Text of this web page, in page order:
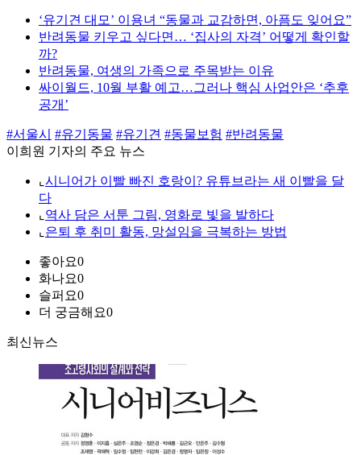
‘유기견 대모’ 이용녀 “동물과 교감하면, 아픔도 잊어요”
반려동물 키우고 싶다면… ‘집사의 자격’ 어떻게 확인할
까?
반려동물, 여생의 가족으로 주목받는 이유
싸이월드, 10월 부활 예고…그러나 핵심 사업안은 ‘추후
공개’
#서울시 #유기동물 #유기견 #동물보험 #반려동물
이희원 기자의 주요 뉴스
⌞ 시니어가 이빨 빠진 호랑이? 유튜브라는 새 이빨을 달
다
⌞ 역사 담은 서툰 그림, 영화로 빛을 발하다
⌞ 은퇴 후 취미 활동, 망설임을 극복하는 방법
좋아요0
화나요0
슬퍼요0
더 궁금해요0
최신뉴스